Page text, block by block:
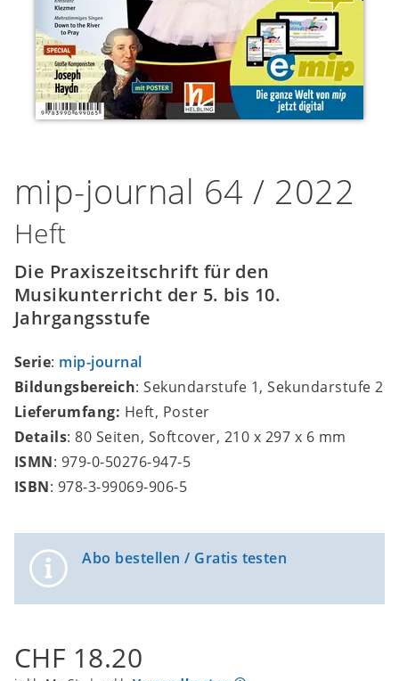
mip-journal 64 / 2022
Heft
Die Praxiszeitschrift für den
Musikunterricht der 5. bis 10.
Jahrgangsstufe
Serie: mip-journal
Bildungsbereich: Sekundarstufe 1, Sekundarstufe 2
Lieferumfang: Heft, Poster
Details: 80 Seiten, Softcover, 210 x 297 x 6 mm
ISMN: 979-0-50276-947-5
ISBN: 978-3-99069-906-5
Abo bestellen / Gratis testen
CHF 18.20